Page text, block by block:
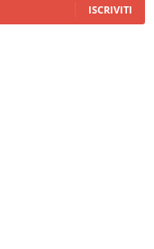
ISCRIVITI